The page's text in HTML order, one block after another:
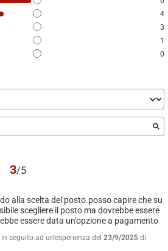
4
3
1
0
3/5
alla scelta del posto.posso capire che su
scegliere il posto ma dovrebbe essere
essere data un'opzione a pagamento
in seguito ad un'esperienza del 23/9/2025 di